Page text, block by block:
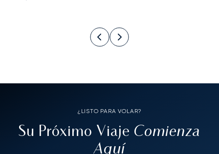
¿LISTO PARA VOLAR?
Su Próximo Viaje Comienza
Aquí